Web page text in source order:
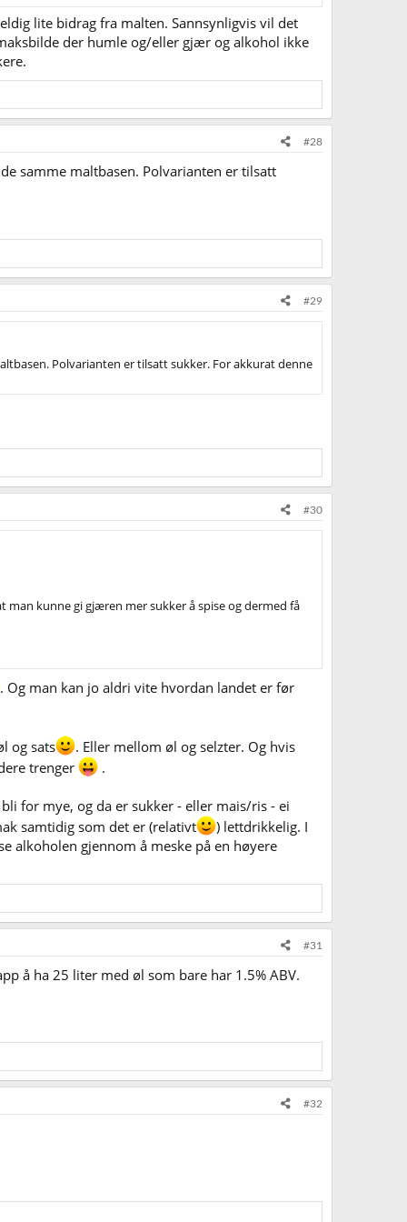
lite bidrag fra malten. Sannsynligvis vil det
der humle og/eller gjær og alkohol ikke
#28
samme maltbasen. Polvarianten er tilsatt
#29
Polvarianten er tilsatt sukker. For akkurat denne
#30
kunne gi gjæren mer sukker å spise og dermed få
. Og man kan jo aldri vite hvordan landet er før
og sats
. Eller mellom øl og selzter. Og hvis
trenger
.
for mye, og da er sukker - eller mais/ris - ei
samtidig som det er (relativt
) lettdrikkelig. I
alkoholen gjennom å meske på en høyere
#31
å ha 25 liter med øl som bare har 1.5% ABV.
#32